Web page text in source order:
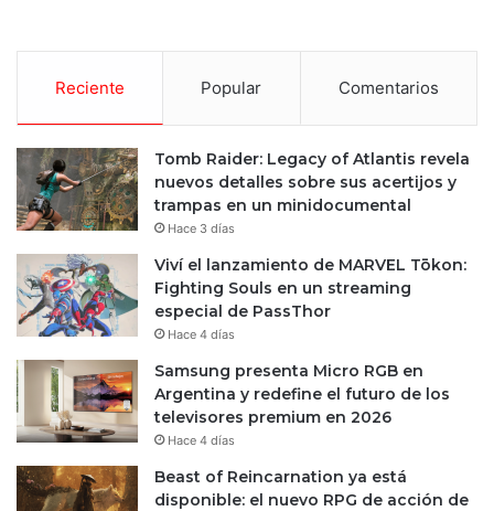
Reciente Popular Comentarios
Tomb Raider: Legacy of Atlantis revela
nuevos detalles sobre sus acertijos y
trampas en un minidocumental
Hace 3 días
Viví el lanzamiento de MARVEL Tōkon:
Fighting Souls en un streaming
especial de PassThor
Hace 4 días
Samsung presenta Micro RGB en
Argentina y redefine el futuro de los
televisores premium en 2026
Hace 4 días
Beast of Reincarnation ya está
disponible: el nuevo RPG de acción de